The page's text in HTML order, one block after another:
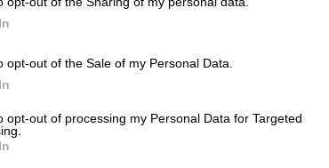
opt-out of the Sale of my Personal Data.
opt-out of processing my Personal Data for Targeted
Γιώργο Λάνθιμο - Τον είχα
«Συγγνώμη από τον Γιώργο Λάνθιμο